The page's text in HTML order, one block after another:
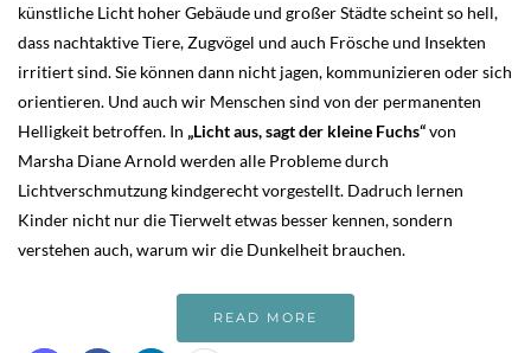
künstliche Licht hoher Gebäude und großer Städte scheint so hell,
dass nachtaktive Tiere, Zugvögel und auch Frösche und Insekten
irritiert sind. Sie können dann nicht jagen, kommunizieren oder sich
orientieren. Und auch wir Menschen sind von der permanenten
Helligkeit betroffen. In „Licht aus, sagt der kleine Fuchs“von
Marsha Diane Arnold werden alle Probleme durch
Lichtverschmutzung kindgerecht vorgestellt. Dadruch lernen
Kinder nicht nur die Tierwelt etwas besser kennen, sondern
verstehen auch, warum wir die Dunkelheit brauchen.
READ MORE